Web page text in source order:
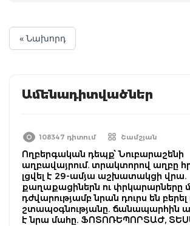
« Նախորդ
Ամենադիտվածներ
108347 դիտում Շամշյան
Ողբերգական դեպք՝ Նուբարաշենի
աղբավայրում. տրակտորով աղբը
լցվել է 29-ամյա աշխատակցի վրա.
քաղաքացիներն ու փրկարարները
դժվարությամբ նրան դուրս են բերել
շտապօգնությանը. ճանապարհին
է նրա մահը. ՖՈՏՈՌԵՊՈՐՏԱԺ,